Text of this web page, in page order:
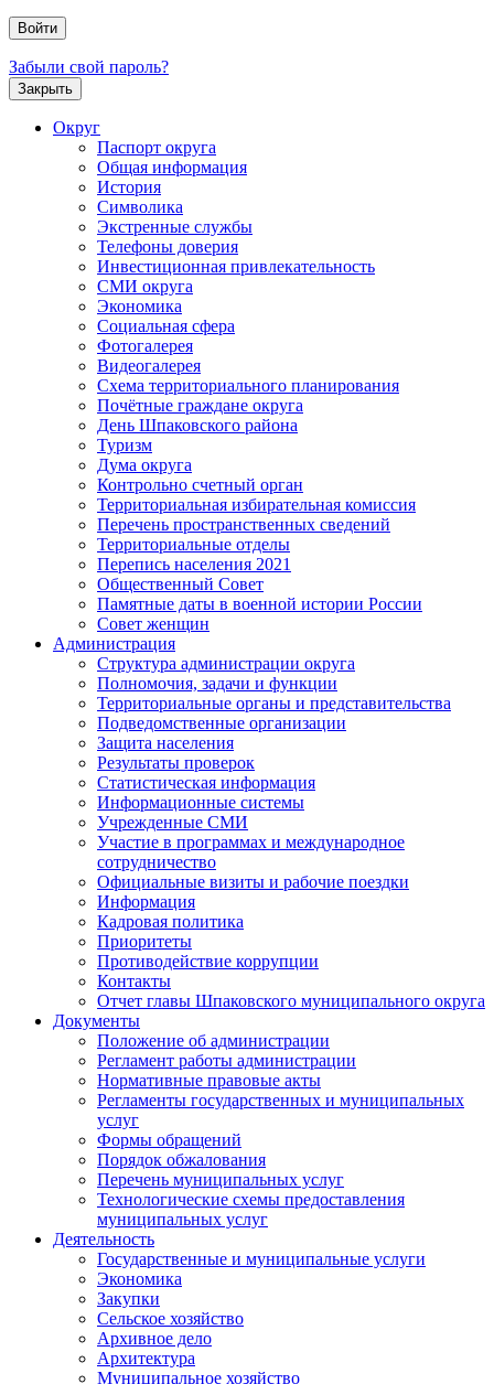
Забыли свой пароль?
Закрыть
Округ
Паспорт округа
Общая информация
История
Символика
Экстренные службы
Телефоны доверия
Инвестиционная привлекательность
СМИ округа
Экономика
Социальная сфера
Фотогалерея
Видеогалерея
Схема территориального планирования
Почётные граждане округа
День Шпаковского района
Туризм
Дума округа
Контрольно счетный орган
Территориальная избирательная комиссия
Перечень пространственных сведений
Территориальные отделы
Перепись населения 2021
Общественный Совет
Памятные даты в военной истории России
Совет женщин
Администрация
Структура администрации округа
Полномочия, задачи и функции
Территориальные органы и представительства
Подведомственные организации
Защита населения
Результаты проверок
Статистическая информация
Информационные системы
Учрежденные СМИ
Участие в программах и международное
сотрудничество
Официальные визиты и рабочие поездки
Информация
Кадровая политика
Приоритеты
Противодействие коррупции
Контакты
Отчет главы Шпаковского муниципального округа
Документы
Положение об администрации
Регламент работы администрации
Нормативные правовые акты
Регламенты государственных и муниципальных
услуг
Формы обращений
Порядок обжалования
Перечень муниципальных услуг
Технологические схемы предоставления
муниципальных услуг
Деятельность
Государственные и муниципальные услуги
Экономика
Закупки
Сельское хозяйство
Архивное дело
Архитектура
Муниципальное хозяйство